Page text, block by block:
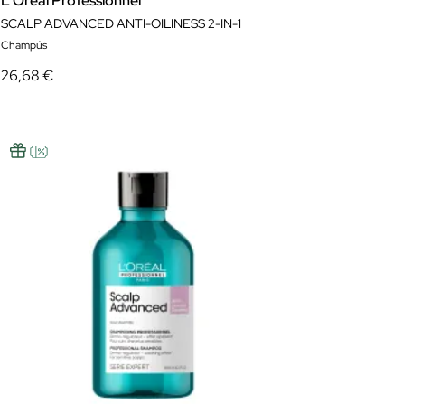
SCALP ADVANCED ANTI-OILINESS 2-IN-1
Champús
26,68 €